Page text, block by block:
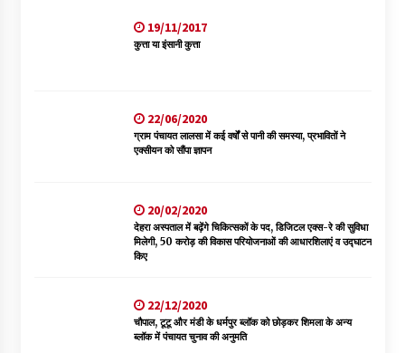
19/11/2017
कुत्ता या इंसानी कुत्ता
22/06/2020
ग्राम पंचायत लालसा में कई वर्षों से पानी की समस्या, प्रभावितों ने
एक्सीयन को सौंपा ज्ञापन
20/02/2020
देहरा अस्पताल में बढ़ेंगे चिकित्सकों के पद, डिजिटल एक्स-रे की सुविधा
मिलेगी, 50 करोड़ की विकास परियोजनाओं की आधारशिलाएं व उद्घाटन
किए
22/12/2020
चौपाल, टूटू और मंडी के धर्मपुर ब्लॉक को छोड़कर शिमला के अन्य
ब्लॉक में पंचायत चुनाव की अनुमति